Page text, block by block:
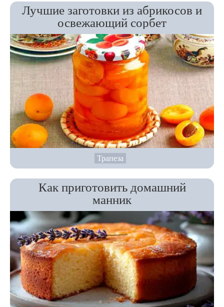
Лучшие заготовки из абрикосов и
освежающий сорбет
Трапеза
Как приготовить домашний
манник